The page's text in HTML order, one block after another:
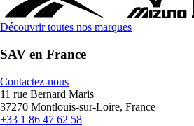
Découvrir toutes nos marques
SAV en France
Contactez-nous
11 rue Bernard Maris
37270 Montlouis-sur-Loire, France
+33 1 86 47 62 58